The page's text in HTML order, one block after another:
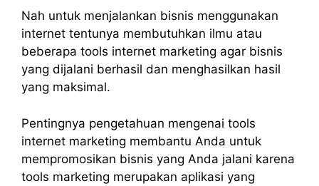
Nah untuk menjalankan bisnis menggunakan
internet tentunya membutuhkan ilmu atau
beberapa tools internet marketing agar bisnis
yang dijalani berhasil dan menghasilkan hasil
yang maksimal.
Pentingnya pengetahuan mengenai tools
internet marketing membantu Anda untuk
mempromosikan bisnis yang Anda jalani karena
tools marketing merupakan aplikasi yang